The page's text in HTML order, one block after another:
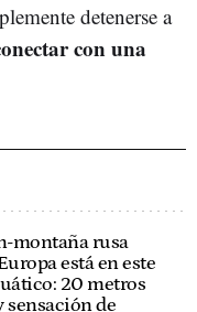
detenerse a
con una
montaña rusa
está en este
20 metros
sensación de